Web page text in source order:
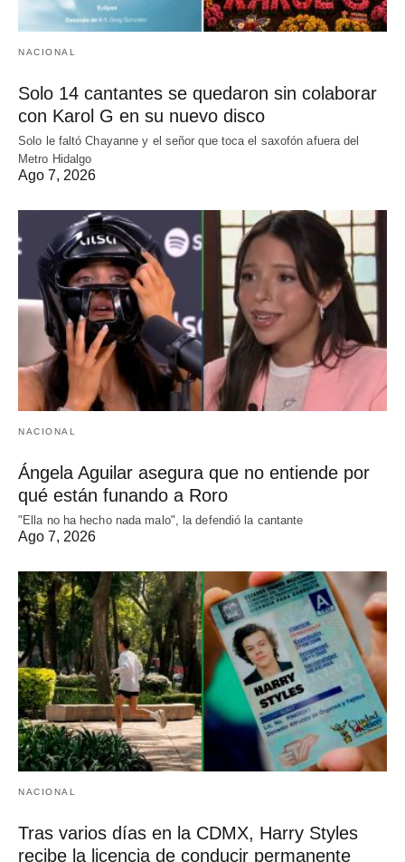
NACIONAL
Solo 14 cantantes se quedaron sin colaborar
con Karol G en su nuevo disco
Solo le faltó Chayanne y el señor que toca el saxofón afuera del
Metro Hidalgo
Ago 7, 2026
NACIONAL
Ángela Aguilar asegura que no entiende por
qué están funando a Roro
"Ella no ha hecho nada malo", la defendió la cantante
Ago 7, 2026
NACIONAL
Tras varios días en la CDMX, Harry Styles
recibe la licencia de conducir permanente